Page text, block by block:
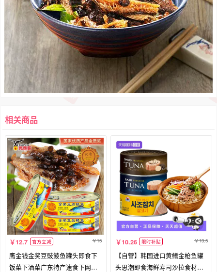
相关商品
12.7 官方立减 15
鹰金钱金奖豆豉鲮鱼罐头即食下
饭菜下酒菜广东特产速食下网红
10.26 限时补贴 13.5
【自营】韩国进口黄鳍金枪鱼罐
头思潮即食海鲜寿司沙拉食材吞